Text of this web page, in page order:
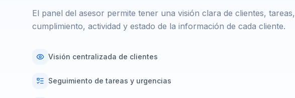
El panel del asesor permite tener una visión clara de clientes, tareas,
cumplimiento, actividad y estado de la información de cada cliente.
Visión centralizada de clientes
Seguimiento de tareas y urgencias